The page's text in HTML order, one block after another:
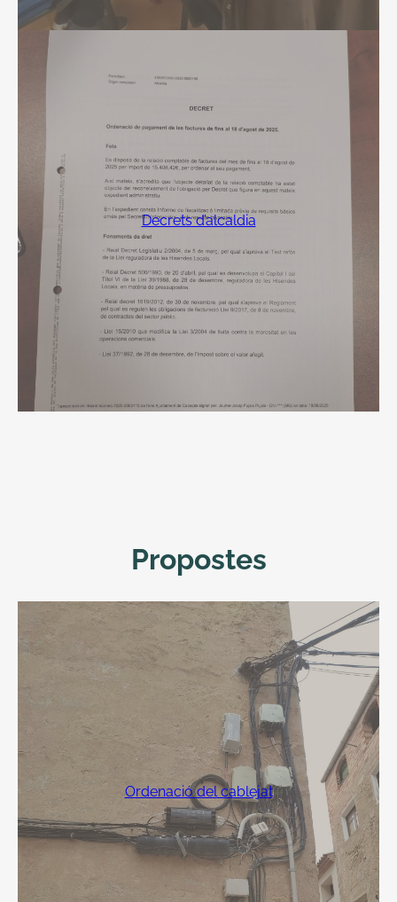
Decrets d’alcaldia
Propostes
Ordenació del cablejat